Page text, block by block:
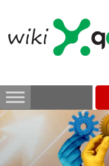
content